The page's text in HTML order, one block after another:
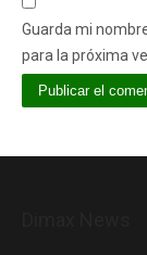
Guarda mi
para la próxima